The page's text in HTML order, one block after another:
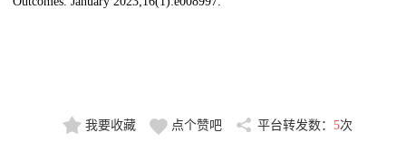
我要收藏 点个赞吧 平台转发数： 5次